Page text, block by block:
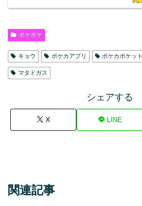
ポケポケ
キョウ ポケカアプリ ポケカポケット
マタドガス
シェアする
X LINE
関連記事